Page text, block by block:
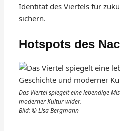
Identität des Viertels für
sichern.
Hotspots des
Das Viertel spiegelt eine lebendige
moderner Kultur wider.
Bild: © Lisa Bergmann